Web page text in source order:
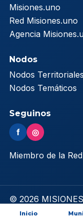
Misiones.uno
Red Misiones.uno
Agencia
Nodos
Nodos Territoriales
Nodos Temáticos
Seguinos
f ◎
Miembro de la
© 2026
reservados
Inicio